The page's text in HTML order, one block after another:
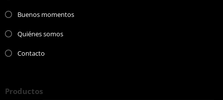
Buenos momentos
Quiénes somos
Contacto
Productos